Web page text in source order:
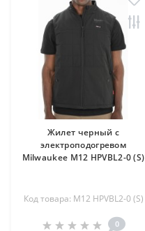
Жилет черный c
электроподогревом
Milwaukee M12 HPVBL2-0 (S)
Код товара: M12 HPVBL2-0 (S)
0